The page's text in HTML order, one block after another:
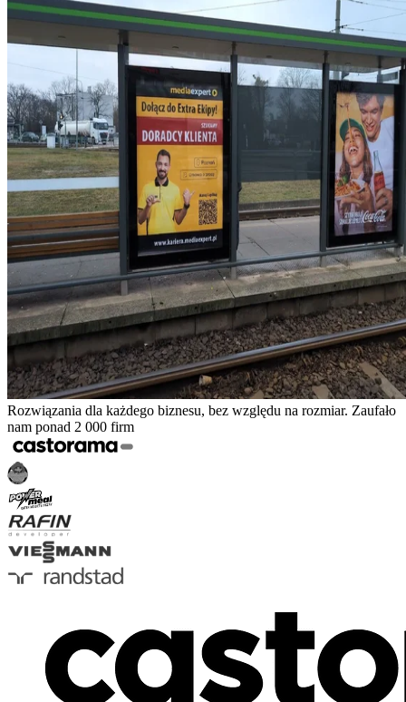
Rozwiązania dla każdego biznesu, bez względu na rozmiar. Zaufało
nam ponad 2 000 firm